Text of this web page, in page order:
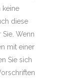
keine
diese
Wenn
mit einer
Sie sich